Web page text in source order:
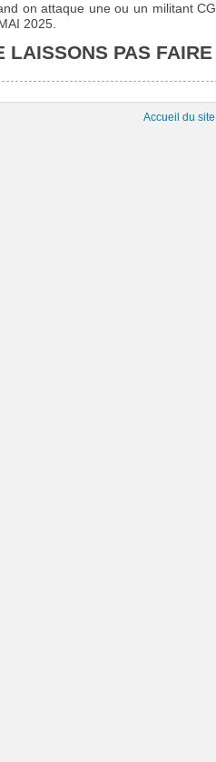
on attaque une ou un militant
2025.
LAISSONS PAS FAIRE
Accueil du site